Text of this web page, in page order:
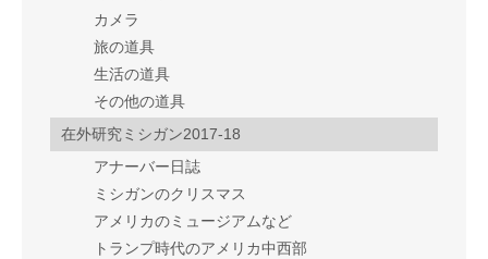
カメラ
旅の道具
生活の道具
その他の道具
在外研究ミシガン2017-18
アナーバー日誌
ミシガンのクリスマス
アメリカのミュージアムなど
トランプ時代のアメリカ中西部